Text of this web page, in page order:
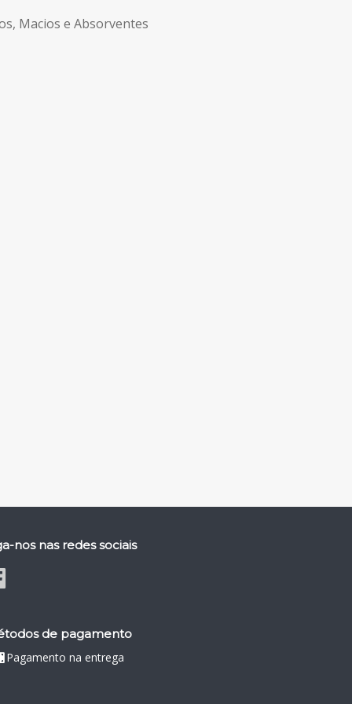
Macios e Absorventes
nos nas redes sociais
de pagamento
Pagamento na entrega